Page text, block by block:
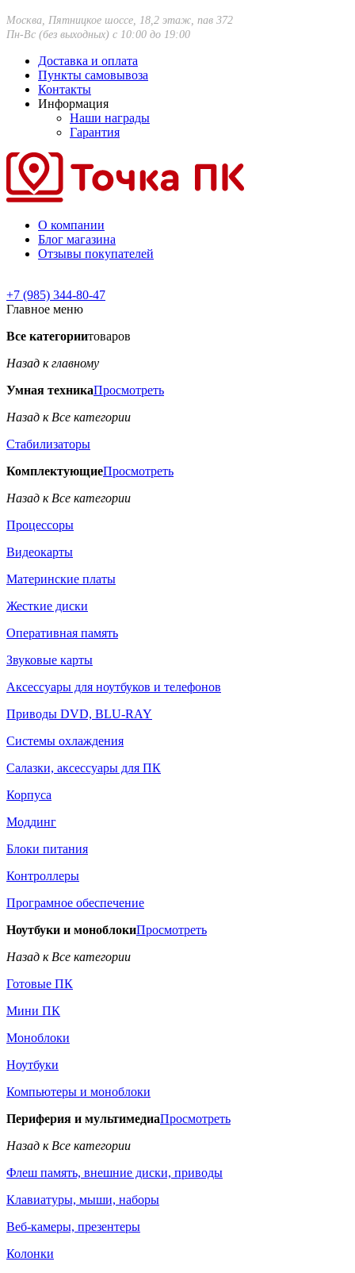
Москва, Пятницкое шоссе, 18,2 этаж, пав 372
Пн-Вс (без выходных) с 10:00 до 19:00
Доставка и оплата
Пункты самовывоза
Контакты
Информация
Наши награды
Гарантия
О компании
Блог магазина
Отзывы покупателей
+7 (985) 344-80-47
Главное меню
Все категориитоваров
Назад к главному
Умная техникаПросмотреть
Назад к Все категории
Стабилизаторы
КомплектующиеПросмотреть
Назад к Все категории
Процессоры
Видеокарты
Материнские платы
Жесткие диски
Оперативная память
Звуковые карты
Аксессуары для ноутбуков и телефонов
Приводы DVD, BLU-RAY
Системы охлаждения
Салазки, аксессуары для ПК
Корпуса
Моддинг
Блоки питания
Контроллеры
Програмное обеспечение
Ноутбуки и моноблокиПросмотреть
Назад к Все категории
Готовые ПК
Мини ПК
Моноблоки
Ноутбуки
Компьютеры и моноблоки
Периферия и мультимедиаПросмотреть
Назад к Все категории
Флеш память, внешние диски, приводы
Клавиатуры, мыши, наборы
Веб-камеры, презентеры
Колонки